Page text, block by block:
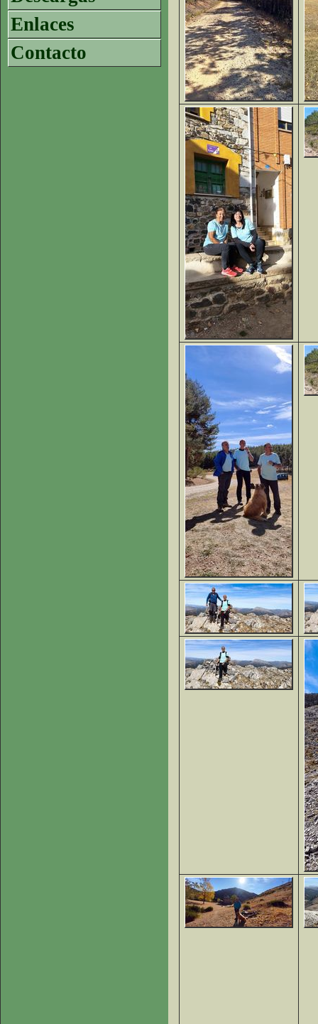
Enlaces
Contacto